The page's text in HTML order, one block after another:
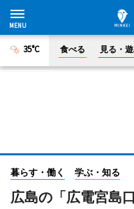
35°C 食べる 見る・
暮らす・働く 学ぶ・知る
広島の「広電宮島